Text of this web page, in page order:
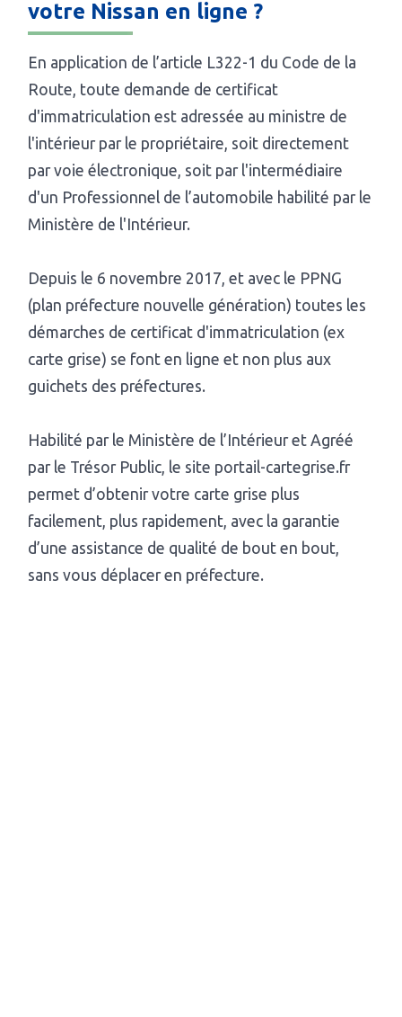
votre Nissan en ligne ?
En application de l’article L322-1 du Code de la
Route, toute demande de certificat
d'immatriculation est adressée au ministre de
l'intérieur par le propriétaire, soit directement
par voie électronique, soit par l'intermédiaire
d'un Professionnel de l’automobile habilité par le
Ministère de l'Intérieur.
Depuis le 6 novembre 2017, et avec le PPNG
(plan préfecture nouvelle génération) toutes les
démarches de certificat d'immatriculation (ex
carte grise) se font en ligne et non plus aux
guichets des préfectures.
Habilité par le Ministère de l’Intérieur et Agréé
par le Trésor Public, le site portail-cartegrise.fr
permet d’obtenir votre carte grise plus
facilement, plus rapidement, avec la garantie
d’une assistance de qualité de bout en bout,
sans vous déplacer en préfecture.